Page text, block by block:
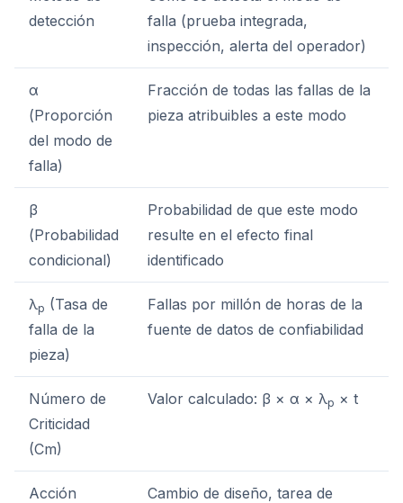
detección
falla (prueba integrada,
inspección, alerta del operador)
α
(Proporción
del modo de
falla)
Fracción de todas las fallas de la
pieza atribuibles a este modo
β
(Probabilidad
condicional)
Probabilidad de que este modo
resulte en el efecto final
identificado
λp (Tasa de
falla de la
pieza)
Fallas por millón de horas de la
fuente de datos de confiabilidad
Número de
Criticidad
(Cm)
Valor calculado: β × α × λp × t
Acción
Cambio de diseño, tarea de